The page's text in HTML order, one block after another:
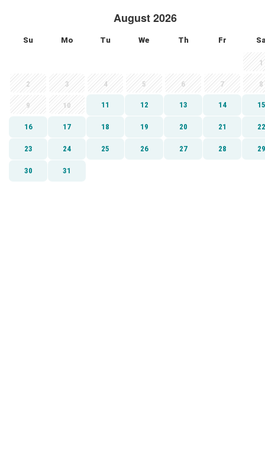
August 2026
Su Mo Tu We Th Fr
1
2 3 4 5 6 7 8
9 10 11 12 13 14 15
16 17 18 19 20 21 22
23 24 25 26 27 28 29
30 31